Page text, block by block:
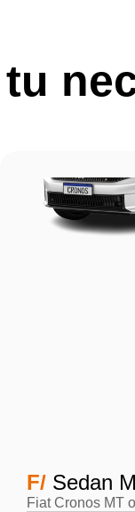
F/ Sedan
Fiat Cronos MT